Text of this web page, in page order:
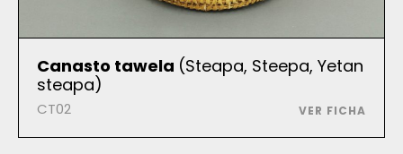
Canasto tawela (Steapa, Steepa, Yetan
steapa)
CT02 VER FICHA